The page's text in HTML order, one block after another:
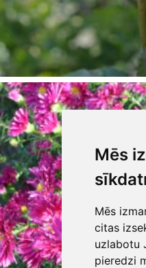
Mēs
Mēs
citas
uzlabotu
pieredzi